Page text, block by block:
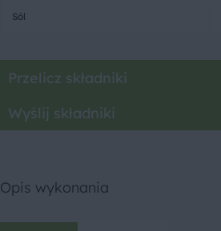
Sól
Przelicz składniki
Wyślij składniki
Opis wykonania